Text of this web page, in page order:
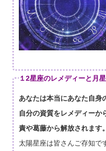
１2星座のレメディーと月
あなたは本当にあなた自身
自分の資質をレメディーか
責や葛藤から解放されます。
太陽星座は皆さんご存知で